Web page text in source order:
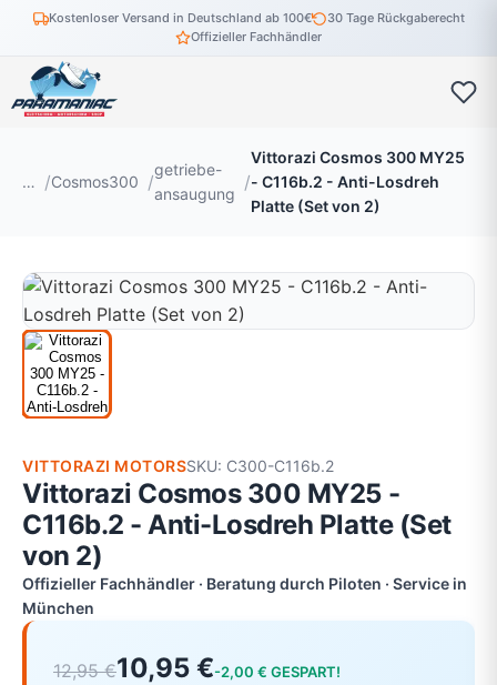
Kostenloser Versand in Deutschland ab 100€
30 Tage Rückgaberecht
Offizieller Fachhändler
… Cosmos300
getriebe-
ansaugung
Vittorazi Cosmos 300 MY25
- C116b.2 - Anti-Losdreh
Platte (Set von 2)
VITTORAZI MOTORSSKU: C300-C116b.2
Vittorazi Cosmos 300 MY25 -
C116b.2 - Anti-Losdreh Platte (Set
von 2)
Offizieller Fachhändler · Beratung durch Piloten · Service in
München
12,95 €10,95 €-2,00 € GESPART!